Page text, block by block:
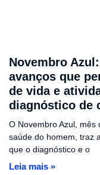
Novembro
avanços que
de vida e
diagnóstico de
O Novembro Azul, mês
saúde do homem, traz
que o diagnóstico e o
Leia mais »